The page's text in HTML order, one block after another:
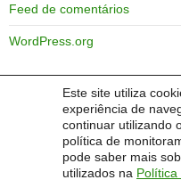
Este site utiliza
experiência de
continuar utilizando
política de
pode saber mais
utilizados na Política
Feed de comentários
WordPress.org
FAVORITOS
Pranchas em comunicação